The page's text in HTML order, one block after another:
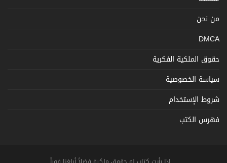
من نحن
DMCA
حقوق الملكية الفكرية
سياسة الخصوصية
شروط الإستخدام
فهرس الكتب